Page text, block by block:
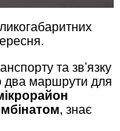
та зв'язку
два маршрути для
, знає